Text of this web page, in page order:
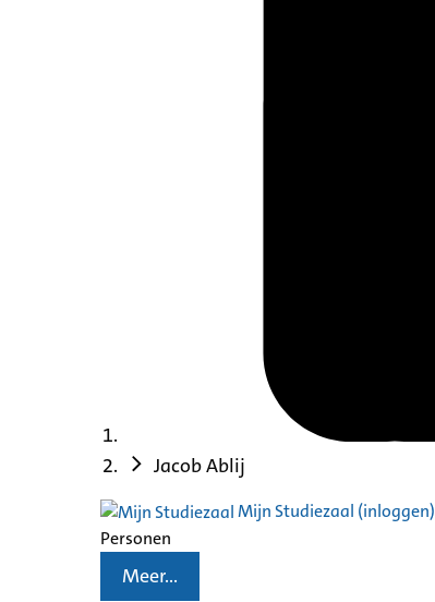
Jacob Ablij
Mijn Studiezaal (inloggen)
Personen
Meer...